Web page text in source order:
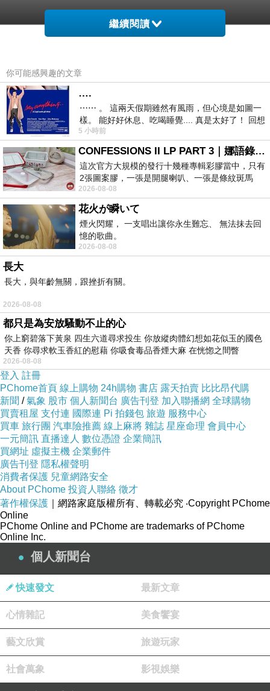
Xenia WitchVera
2025-12-30 10:56:25
One Difficult Thing Than Love
You don't think about in the world
One difficult thing than love
I want to say, many many,for example - trust
If there's a man he loves you
You must realized that
You have option as underneath
1. You do love him, and slao believe what he said
4. You don't love him, neither don't believe what he
Every choice is difficult, isn't it?
You could select one or more of them
Or you could select different everyday
You know love or don't love at mean times
But trust someone
Should always been through hurt
Many many times of hurt
To get one next
Fading in and out conclusion
12292025 translated in English by Vera Pon
簡直就是燒腦呀！
分享自：陳克華
比愛還難的事
陳克華
你想不出世上
有什麼比愛還難的事——
我想說的是，有很多，譬如：信任——
如果有人說他愛你
你必須明白
1，你可以愛他且相信他的話
3，你可以不愛他但相信他的話
4，你也可以不愛他也不相信他說的話
繼續閱讀
你可能感興趣的文章
….
⋯⋯ 。 這兩天假期雖然有風雨，但心境是如圖一
樣。 能好好休息、吃喝睡覺.... 真是太好了！ 回想
起來，以前根本就很難有這
5 小時前
CONFESSIONS II LP PART 3｜娜語錄II LP PART 3
這次官方大規模的發行十幾種專輯彩膠當中，只有
2張圖案膠，一張是開腿喇叭、一張是條紋斑馬
版；目前官網上只剩澳洲商店AU STORE
2026-08-08
花火が瞬いて
煙火閃耀， 一支唱出讓你永生難忘、 無法抹去回
憶的歌曲。
2026-08-08
長大
長大，與年齡無關，跟挫折有關。
2026-08-08
都只是為安放騷動不止的心
你上窮碧落下黃泉 四生六道尋求投生 你放縱肉體幻想如花似玉的國色
天香 你尋求軟玉香紅的慰藉 你吸食毒品香煙大麻 在恍惚之間瞥
2026-08-08
登入 註冊
PChome首頁 線上購物 24h購物 書店 露天拍賣 比比昂代購
新聞 /氣象 股市 個人新聞台 廣告刊登 加入聯播網 全球購物
買賣租屋 支付連 國際連 Pi 拍錢包 旅遊 服務中心
買車 旅行團 汽車險推薦 線上麻將 雜誌 星座命理 會員中心
一元簡訊 直播達人 數位憑證 企業簡訊
買網址 虛擬主機 企業郵件
廣告刊登 隱私權聲明
消費者保護 兒童網路安全
About PChome 投資人聯絡 徵才
著作權保護 ｜網路家庭版權所有、轉載必究 ‧Copyright PChome
Online
PChome Online and PChome are trademarks of PChome
Online Inc.
個人新聞台
快速發文 最新文章
心情雜記 美食饗宴
藝文欣賞 旅遊玩家
社會萬象 影視娛樂